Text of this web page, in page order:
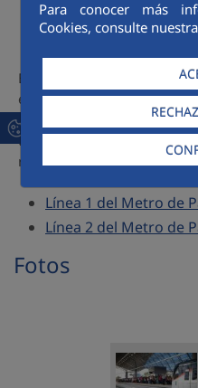
Para conocer más
Cookies, consulte nuestra
El transporte es un factor
el progreso de Panamá,
esto con altos estándares de
trabajado en la
región Centroamericana
Línea 1 del Metro de
Línea 2 del Metro de
Fotos